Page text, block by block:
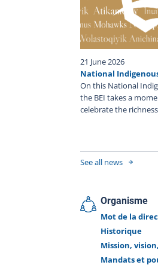
requis dans ce
disponible pour le
21 June 2026
National
On this National
the BEI takes a
celebrate the
See all news
Organisme
Mot de la
Historique
Mission,
Mandats et